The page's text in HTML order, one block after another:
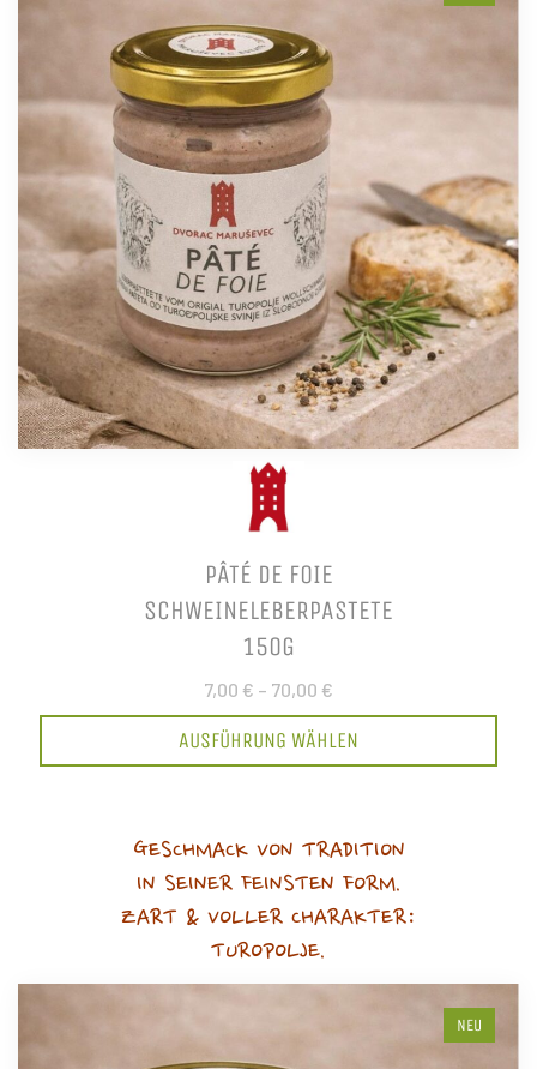
PÂTÉ DE FOIE
SCHWEINELEBERPASTETE
150G
7,00 € – 70,00 €
AUSFÜHRUNG WÄHLEN
GESCHMACK VON TRADITION
IN SEINER FEINSTEN FORM.
ZART & VOLLER CHARAKTER:
TUROPOLJE.
NEU